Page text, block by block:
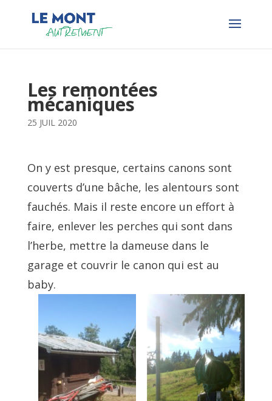
Les remontées
mécaniques
25 JUIL 2020
On y est presque, certains canons sont
couverts d’une bâche, les alentours sont
fauchés. Mais il reste encore un effort à
faire, enlever les perches qui sont dans
l’herbe, mettre la dameuse dans le
garage et couvrir le canon qui est au
baby.